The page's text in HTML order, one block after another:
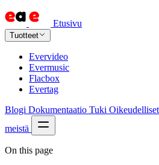
Etusivu
Tuotteet
Evervideo
Evermusic
Flacbox
Evertag
Blogi Dokumentaatio Tuki
meistä
On this page